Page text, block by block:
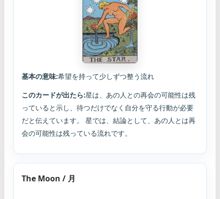
基本の意味:希望を持って少しずつ整う流れ
このカードが出たら:星は、あの人との再会の可能性は残
っていると示し、待つだけでなく自分を守る行動が必要
だと伝えています。 星では、結論として、あの人とは再
会の可能性は残っている流れです。
The Moon / 月